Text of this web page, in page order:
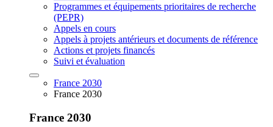
Programmes et équipements prioritaires de recherche
(PEPR)
Appels en cours
Appels à projets antérieurs et documents de référence
Actions et projets financés
Suivi et évaluation
France 2030
France 2030
France 2030